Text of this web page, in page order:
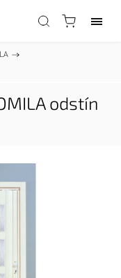
/
odstín